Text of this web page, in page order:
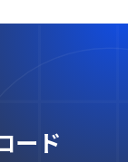
ード